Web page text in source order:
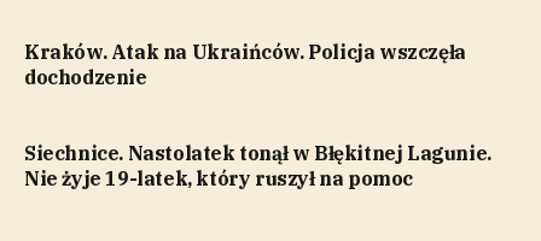
Kraków. Atak na Ukraińców. Policja wszczęła
dochodzenie
Siechnice. Nastolatek tonął w Błękitnej Lagunie.
Nie żyje 19-latek, który ruszył na pomoc